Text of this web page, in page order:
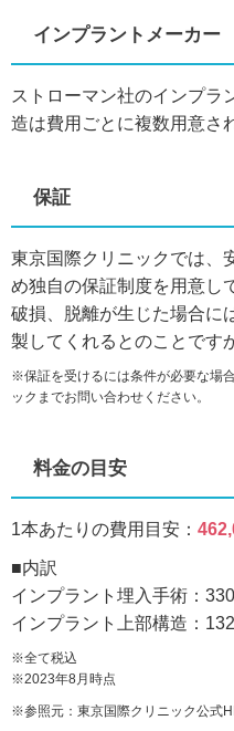
インプラントメーカー
ストローマン社のインプラ
造は費用ごとに複数用意さ
保証
東京国際クリニックでは、
め独自の保証制度を用意し
破損、脱離が生じた場合に
製してくれるとのことです
※保証を受けるには条件が必要な場
ックまでお問い合わせください。
料金の目安
1本あたりの費用目安：
■内訳
インプラント埋入手術：
インプラント上部構造：
※全て税込
※2023年8月時点
※参照元：東京国際クリニック公式